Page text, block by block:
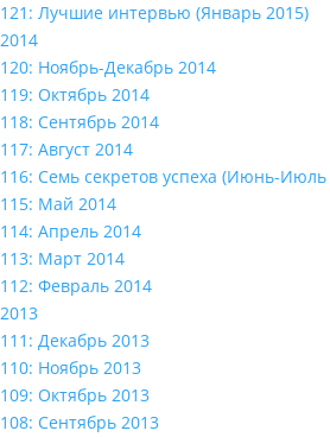
121: Лучшие интервью (Январь 2015)
2014
120: Ноябрь-Декабрь 2014
119: Октябрь 2014
118: Сентябрь 2014
117: Август 2014
116: Семь секретов успеха (Июнь-Июль
115: Май 2014
114: Апрель 2014
113: Март 2014
112: Февраль 2014
2013
111: Декабрь 2013
110: Ноябрь 2013
109: Октябрь 2013
108: Сентябрь 2013